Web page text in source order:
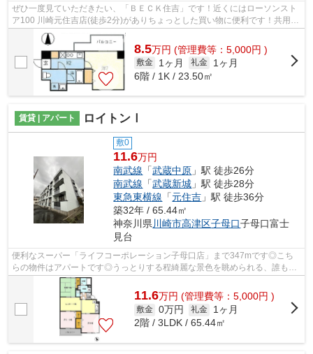
ぜひ一度見ていただきたい、「ＢＥＣＫ住吉」です！近くにはローソンスト
ア100 川崎元住吉店(徒歩2分)がありちょっとした買い物に便利です！共用部
には敷地内ごみ置き場・エレベータな...
8.5万円 (管理費等：5,000円 )
敷金 1ヶ月 礼金
1ヶ月
6階 / 1K / 23.50㎡
賃貸 | アパート ロイトンⅠ
敷0
11.6万円
南武線 「武蔵中原 」駅 徒歩26分
南武線 「武蔵新城 」駅 徒歩28分
東急東横線 「元住吉 」駅 徒歩36分
築32年 / 65.44㎡
神奈川県 川崎市高津区子母口子母口富士
見台
便利なスーパー「ライフコーポレーション子母口店」まで347mです◎こち
らの物件はアパートです◎うっとりする程綺麗な景色を眺められる、誰もが
憧れるアパートです◎住環境がよく通風良好...
11.6万円 (管理費等：5,000円 )
敷金 0万円 礼金
1ヶ月
2階 / 3LDK / 65.44㎡